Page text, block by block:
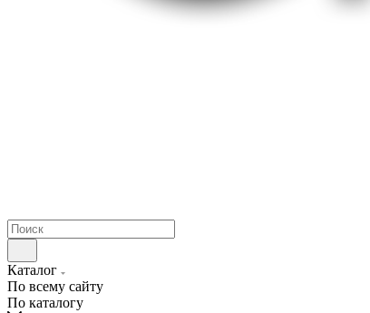
Каталог
По всему сайту
По каталогу